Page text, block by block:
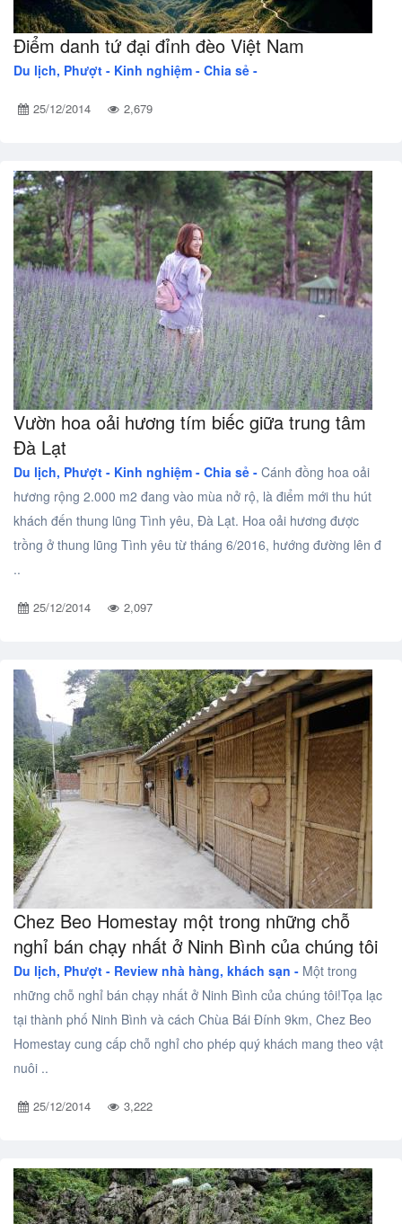
Điểm danh tứ đại đỉnh đèo Việt Nam
Du lịch, Phượt - Kinh nghiệm - Chia sẻ -
25/12/2014 2,679
Vườn hoa oải hương tím biếc giữa trung tâm
Đà Lạt
Du lịch, Phượt - Kinh nghiệm - Chia sẻ - Cánh đồng hoa oải
hương rộng 2.000 m2 đang vào mùa nở rộ, là điểm mới thu hút
khách đến thung lũng Tình yêu, Đà Lạt. Hoa oải hương được
trồng ở thung lũng Tình yêu từ tháng 6/2016, hướng đường lên đ
..
25/12/2014 2,097
Chez Beo Homestay một trong những chỗ
nghỉ bán chạy nhất ở Ninh Bình của chúng tôi
Du lịch, Phượt - Review nhà hàng, khách sạn - Một trong
những chỗ nghỉ bán chạy nhất ở Ninh Bình của chúng tôi!Tọa lạc
tại thành phố Ninh Bình và cách Chùa Bái Đính 9km, Chez Beo
Homestay cung cấp chỗ nghỉ cho phép quý khách mang theo vật
nuôi ..
25/12/2014 3,222